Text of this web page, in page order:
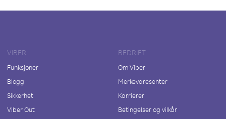
VIBER
Funksjoner
Blogg
Sikkerhet
Viber Out
BEDRIFT
Om Viber
Merkevaresenter
Karrierer
Betingelser og vilkår